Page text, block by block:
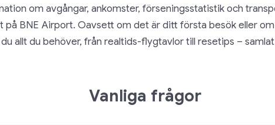
om avgångar, ankomster, förseningsstatistik och
på BNE Airport. Oavsett om det är ditt första besök eller
allt du behöver, från realtids-flygtavlor till resetips –
Vanliga frågor